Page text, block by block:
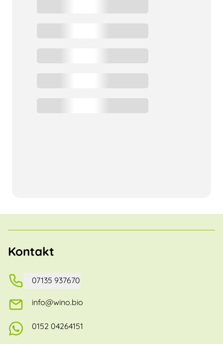
Kontakt
07135 937670
info@wino.bio
0152 04264151